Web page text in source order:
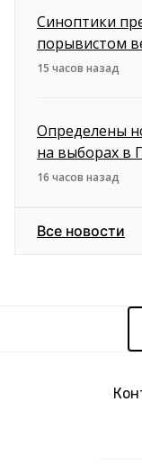
Синоптики
порывистом
15 часов назад
Определены
на выборах в
16 часов назад
Все новости